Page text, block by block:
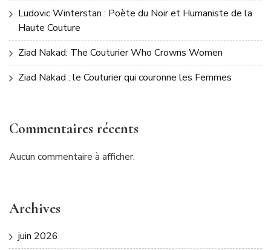
Ludovic Winterstan : Poète du Noir et Humaniste de la
Haute Couture
Ziad Nakad: The Couturier Who Crowns Women
Ziad Nakad : le Couturier qui couronne les Femmes
Commentaires récents
Aucun commentaire à afficher.
Archives
juin 2026